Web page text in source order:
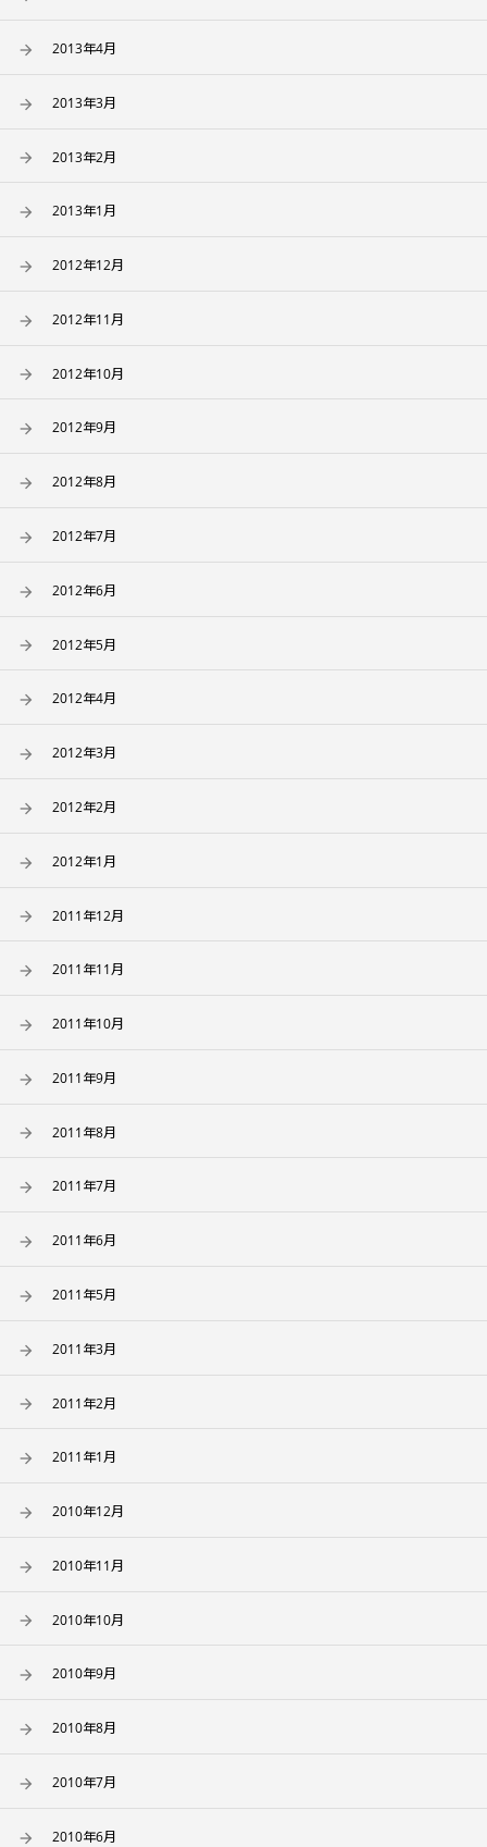
2013年4月
2013年3月
2013年2月
2013年1月
2012年12月
2012年11月
2012年10月
2012年9月
2012年8月
2012年7月
2012年6月
2012年5月
2012年4月
2012年3月
2012年2月
2012年1月
2011年12月
2011年11月
2011年10月
2011年9月
2011年8月
2011年7月
2011年6月
2011年5月
2011年3月
2011年2月
2011年1月
2010年12月
2010年11月
2010年10月
2010年9月
2010年8月
2010年7月
2010年6月